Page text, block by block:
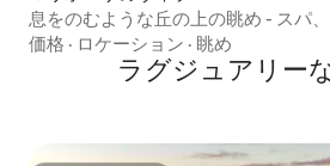
息をのむような丘の上の眺め - スパ
価格 · ロケーション · 眺め
ラグジュアリー